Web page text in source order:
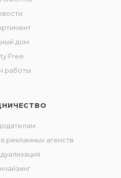
дом
Free
работы
рекламных агенств